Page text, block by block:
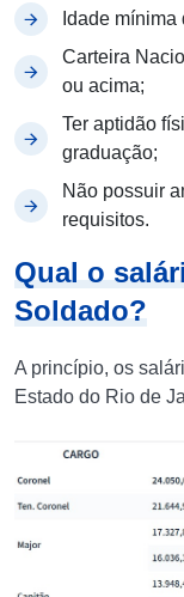
Idade
Carteira
ou acima;
Ter aptidão
graduação;
Não possuir
requisitos.
Qual o
Soldado?
A princípio, os
Estado do Rio de